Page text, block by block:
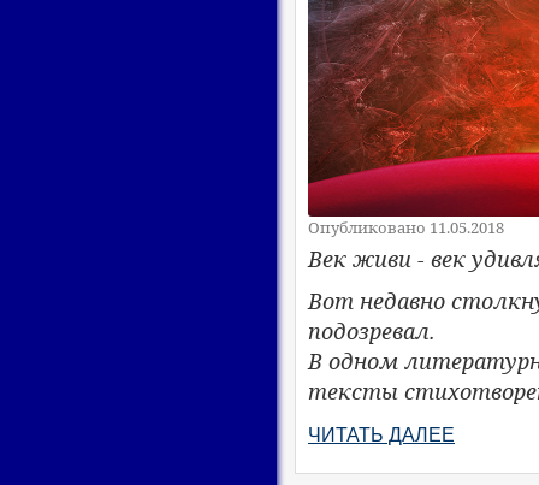
Опубликовано 11.05.2018
Век живи - век
Вот недавно
подозревал.
В одном
тексты
ЧИТАТЬ ДАЛЕЕ